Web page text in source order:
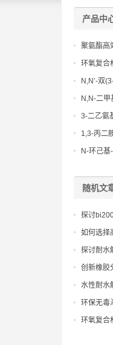
产品中
聚氨酯高
环氧复合
促进剂
N,N’-双
Bis(3-
N,N-二甲
diamine
3-二乙氨
1,3-丙二
No 109-
N-环己基
随机文
探讨
如何选择
行业的高
探讨耐水
用前景
创新橡胶
和终产品
水性耐水
水性聚氨
环保无毒
产品性能
环氧复合